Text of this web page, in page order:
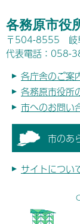
各務原市役
〒504-8555 岐
代表電話：058-
各庁舎のご案
各務原市役所
市へのお問い
市のあ
サイトについ